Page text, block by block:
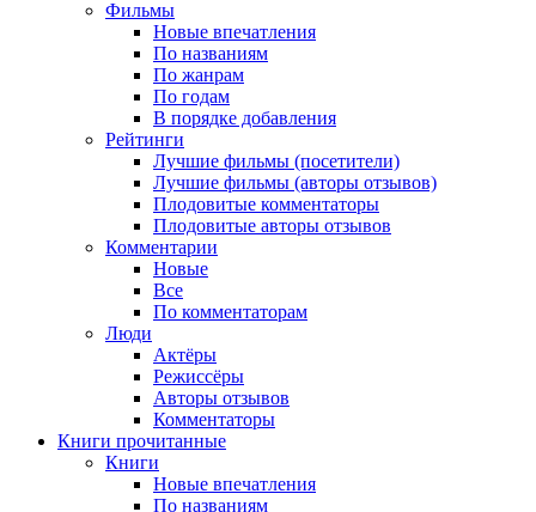
Фильмы
Новые впечатления
По названиям
По жанрам
По годам
В порядке добавления
Рейтинги
Лучшие фильмы (посетители)
Лучшие фильмы (авторы отзывов)
Плодовитые комментаторы
Плодовитые авторы отзывов
Комментарии
Новые
Все
По комментаторам
Люди
Актёры
Режиссёры
Авторы отзывов
Комментаторы
Книги прочитанные
Книги
Новые впечатления
По названиям